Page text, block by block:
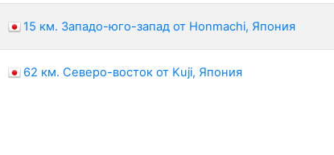
15 км. Западо-юго-запад от Honmachi, Япония
62 км. Северо-восток от Kuji, Япония